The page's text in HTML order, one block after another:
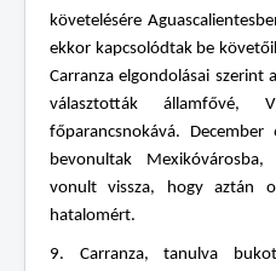
követelésére
ekkor kapcsolódtak be
Carranza elgondolásai szerint
választották államfővé,
főparancsnokává.
bevonultak
vonult vissza, hogy aztán
hatalomért.
9. Carranza, tanulva